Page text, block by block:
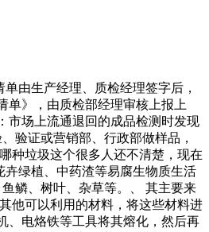
由生产经理、质检经理签字后，
单》，由质检部经理审核上报上
市场上流通退回的成品检测时发现
验证或营销部、行政部做样品，
种垃圾这个很多人还不清楚，现在
绿植、中药渣等易腐生物质生活
鳞、树叶、杂草等。、 其主要来
他可以利用的材料，将这些材料进
、电烙铁等工具将其熔化，然后再